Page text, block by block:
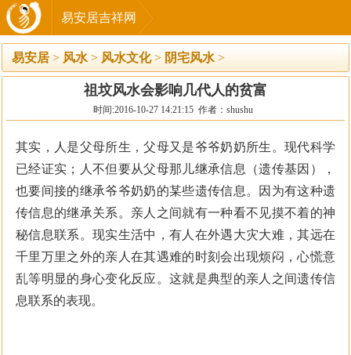
易安居吉祥网
易安居 > 风水 > 风水文化> 阴宅风水 >
祖坟风水会影响几代人的贫富
时间:2016-10-27 14:21:15 作者：shushu
其实，人是父母所生，父母又是爷爷奶奶所生。现代科学
已经证实；人不但要从父母那儿继承信息（遗传基因），
也要间接的继承爷爷奶奶的某些遗传信息。因为有这种遗
传信息的继承关系。亲人之间就有一种看不见摸不着的神
秘信息联系。现实生活中，有人在外遇大灾大难，其远在
千里万里之外的亲人在其遇难的时刻会出现烦闷，心慌意
乱等明显的身心变化反应。这就是典型的亲人之间遗传信
息联系的表现。